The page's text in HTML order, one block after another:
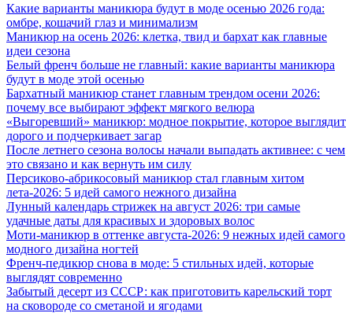
Какие варианты маникюра будут в моде осенью 2026 года:
омбре, кошачий глаз и минимализм
Маникюр на осень 2026: клетка, твид и бархат как главные
идеи сезона
Белый френч больше не главный: какие варианты маникюра
будут в моде этой осенью
Бархатный маникюр станет главным трендом осени 2026:
почему все выбирают эффект мягкого велюра
«Выгоревший» маникюр: модное покрытие, которое выглядит
дорого и подчеркивает загар
После летнего сезона волосы начали выпадать активнее: с чем
это связано и как вернуть им силу
Персиково-абрикосовый маникюр стал главным хитом
лета-2026: 5 идей самого нежного дизайна
Лунный календарь стрижек на август 2026: три самые
удачные даты для красивых и здоровых волос
Моти-маникюр в оттенке августа-2026: 9 нежных идей самого
модного дизайна ногтей
Френч-педикюр снова в моде: 5 стильных идей, которые
выглядят современно
Забытый десерт из СССР: как приготовить карельский торт
на сковороде со сметаной и ягодами